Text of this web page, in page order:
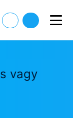
vagy